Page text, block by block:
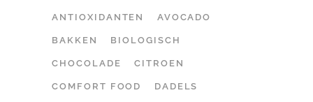
ANTIOXIDANTEN AVOCADO
BAKKEN BIOLOGISCH
CHOCOLADE CITROEN
COMFORT FOOD DADELS